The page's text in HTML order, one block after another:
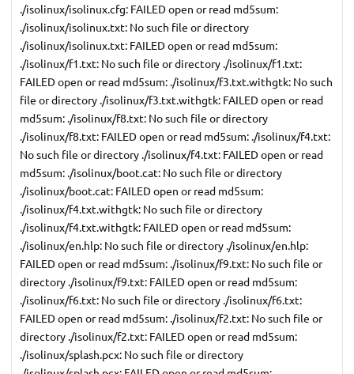
./isolinux/isolinux.cfg: FAILED open or read md5sum:
./isolinux/isolinux.txt: No such file or directory
./isolinux/isolinux.txt: FAILED open or read md5sum:
./isolinux/f1.txt: No such file or directory ./isolinux/f1.txt:
FAILED open or read md5sum: ./isolinux/f3.txt.withgtk: No such
file or directory ./isolinux/f3.txt.withgtk: FAILED open or read
md5sum: ./isolinux/f8.txt: No such file or directory
./isolinux/f8.txt: FAILED open or read md5sum: ./isolinux/f4.txt:
No such file or directory ./isolinux/f4.txt: FAILED open or read
md5sum: ./isolinux/boot.cat: No such file or directory
./isolinux/boot.cat: FAILED open or read md5sum:
./isolinux/f4.txt.withgtk: No such file or directory
./isolinux/f4.txt.withgtk: FAILED open or read md5sum:
./isolinux/en.hlp: No such file or directory ./isolinux/en.hlp:
FAILED open or read md5sum: ./isolinux/f9.txt: No such file or
directory ./isolinux/f9.txt: FAILED open or read md5sum:
./isolinux/f6.txt: No such file or directory ./isolinux/f6.txt:
FAILED open or read md5sum: ./isolinux/f2.txt: No such file or
directory ./isolinux/f2.txt: FAILED open or read md5sum:
./isolinux/splash.pcx: No such file or directory